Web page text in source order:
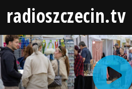
radioszczecin.tv